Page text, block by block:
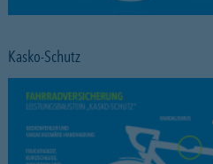
Kasko-Schutz